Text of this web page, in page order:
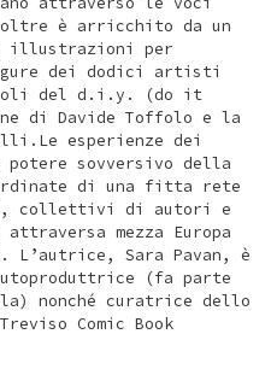
è arricchito da un
illustrazioni per
dei dodici artisti
del d.i.y. (do it
di Davide Toffolo e la
esperienze dei
sovversivo della
di una fitta rete
collettivi di autori e
mezza Europa
L’autrice, Sara Pavan, è
(fa parte
nonché curatrice dello
Comic Book